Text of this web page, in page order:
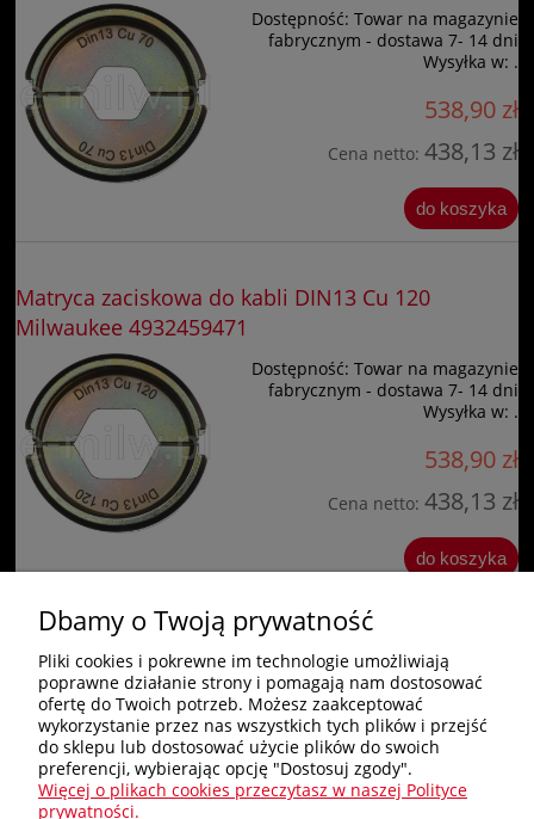
Dostępność: Towar na magazynie
fabrycznym - dostawa 7- 14 dni
Wysyłka w: .
538,90 zł
Cena netto: 438,13 zł
do koszyka
Matryca zaciskowa do kabli DIN13 Cu 120
Milwaukee 4932459471
Dostępność: Towar na magazynie
fabrycznym - dostawa 7- 14 dni
Wysyłka w: .
538,90 zł
Cena netto: 438,13 zł
do koszyka
Zakupy
Pomoc
Dbamy o Twoją prywatność
Pliki cookies i pokrewne im technologie umożliwiają
poprawne działanie strony i pomagają nam dostosować
ofertę do Twoich potrzeb. Możesz zaakceptować
wykorzystanie przez nas wszystkich tych plików i przejść
do sklepu lub dostosować użycie plików do swoich
preferencji, wybierając opcję "Dostosuj zgody".
Więcej o plikach cookies przeczytasz w naszej Polityce
prywatności.